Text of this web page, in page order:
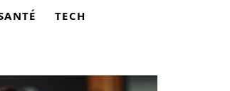
TECH